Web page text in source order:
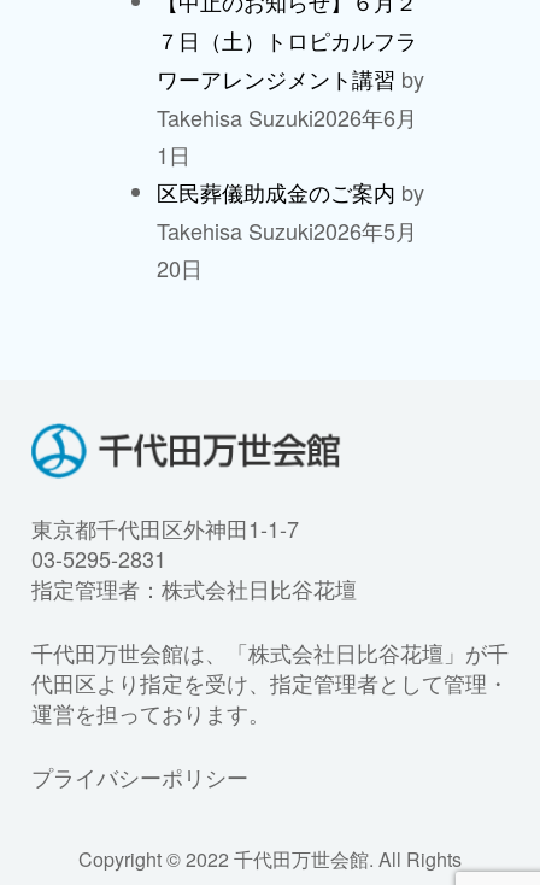
７日（土）トロピカルフラ
ワーアレンジメント講習 by
Takehisa Suzuki2026年6月
1日
区民葬儀助成金のご案内 by
Takehisa Suzuki2026年5月
20日
東京都千代田区外神田1-1-7
03-5295-2831
指定管理者：株式会社日比谷花壇
千代田万世会館は、「株式会社日比谷花壇」が千
代田区より指定を受け、指定管理者として管理・
運営を担っております。
プライバシーポリシー
Copyright © 2022 千代田万世会館. All Rights